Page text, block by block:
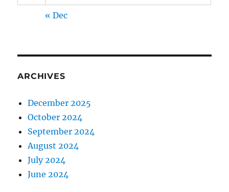
« Dec
ARCHIVES
December 2025
October 2024
September 2024
August 2024
July 2024
June 2024